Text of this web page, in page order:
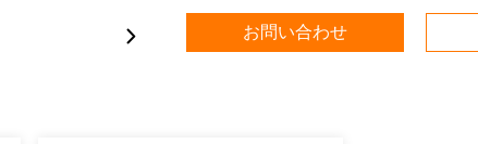
お問い合わせ